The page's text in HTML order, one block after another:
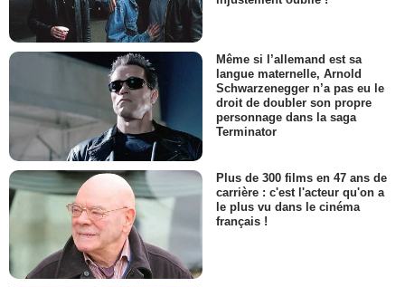
Même si l’allemand est sa
langue maternelle, Arnold
Schwarzenegger n’a pas eu le
droit de doubler son propre
personnage dans la saga
Terminator
Plus de 300 films en 47 ans de
carrière : c'est l'acteur qu'on a
le plus vu dans le cinéma
français !